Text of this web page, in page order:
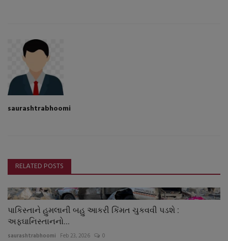
saurashtrabhoomi
RELATED POSTS
પાકિસ્તાને હુમલાની બહુ આકરી કિંમત ચુકવવી પડશે :
અફઘાનિસ્તાનનો...
saurashtrabhoomi Feb 23, 2026 0